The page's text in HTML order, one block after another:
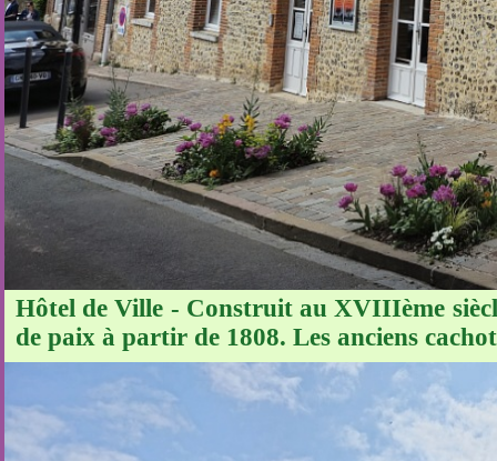
Hôtel de Ville - Construit au XVIIIème
de paix à partir de 1808. Les anciens